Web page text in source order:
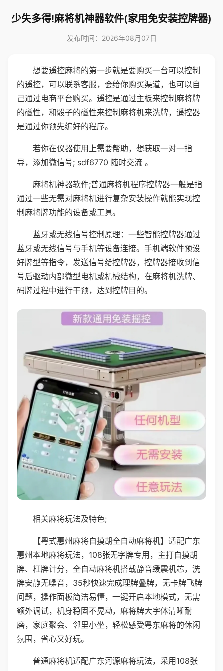
少失多得!麻将机神器软件(家用免安装控牌器)
发布时间：2026年08月07日
想要遥控麻将的第一步就是要购买一台可以控制
的遥控，可以联系客服，会给你购买渠道，也可以自
己通过电商平台购买。遥控是通过主板来控制麻将牌
的磁性，和骰子的磁性来控制麻将机来洗牌，遥控器
是通过你预先编好的程序。
若你在仪器使用上需要帮助，想获取一对一指
导，添加微信号; sdf6770 随时交流 。
麻将机神器软件;普通麻将机程序控牌器一般是指
通过一些无需对麻将机进行复杂安装操作就能实现控
制麻将牌功能的设备或工具。
蓝牙或无线信号控制原理：一些智能控牌器通过
蓝牙或无线信号与手机等设备连接。手机端软件预设
好牌型等指令，发送信号给控牌器，控牌器接收到信
号后驱动内部微型电机或机械结构，在麻将机洗牌、
码牌过程中进行干预，达到控牌目的。
相关麻将玩法及特色;
【粤式惠州麻将自摸胡全自动麻将机】适配广东
惠州本地麻将玩法，108张无字牌专用，主打自摸胡
牌、杠牌计分，全自动麻将机搭载静音缓震机芯，洗
牌安静无噪音，35秒快速完成理牌叠牌，无卡牌飞牌
问题，操作面板简洁易懂，一键开启本地模式，无需
额外调试，机身稳固不晃动，麻将牌大字体清晰耐
磨，家庭聚会、邻里小坐，轻松感受粤东麻将的休闲
氛围，省心又好玩。
普通麻将机适配广东河源麻将玩法，采用108张